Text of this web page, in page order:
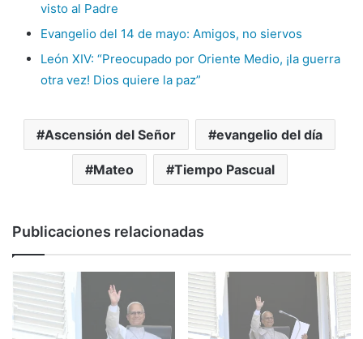
visto al Padre
Evangelio del 14 de mayo: Amigos, no siervos
León XIV: “Preocupado por Oriente Medio, ¡la guerra
otra vez! Dios quiere la paz”
Ascensión del Señor evangelio del día
Mateo Tiempo Pascual
Publicaciones relacionadas